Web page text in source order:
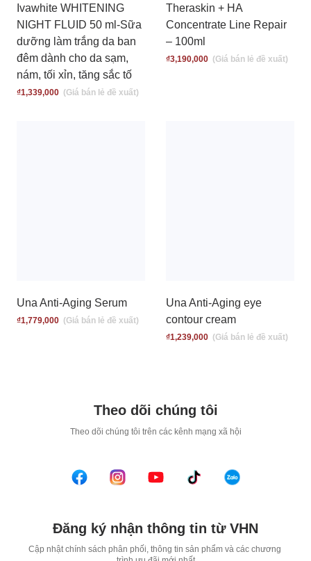
Ivawhite WHITENING
NIGHT FLUID 50 ml-Sữa
dưỡng làm trắng da ban
đêm dành cho da sạm,
nám, tối xỉn, tăng sắc tố
₫1,339,000
Theraskin + HA
Concentrate Line Repair
– 100ml
₫3,190,000
Una Anti-Aging Serum
₫1,779,000
Una Anti-Aging eye
contour cream
₫1,239,000
Theo dõi chúng tôi
Theo dõi chúng tôi trên các kênh mạng xã hội
Đăng ký nhận thông tin từ VHN
Cập nhật chính sách phân phối, thông tin sản phẩm và các chương